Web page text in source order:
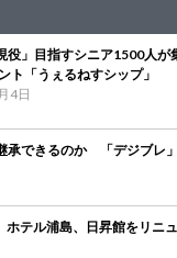
役」目指すシニア1500人
ト「うぇるねすシップ」
4日
承できるのか 「デジブレ
テル浦島、日昇館をリニ